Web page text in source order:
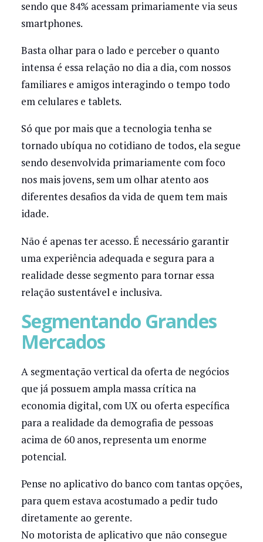
sendo que 84% acessam primariamente via seus
smartphones.
Basta olhar para o lado e perceber o quanto
intensa é essa relação no dia a dia, com nossos
familiares e amigos interagindo o tempo todo
em celulares e tablets.
Só que por mais que a tecnologia tenha se
tornado ubíqua no cotidiano de todos, ela segue
sendo desenvolvida primariamente com foco
nos mais jovens, sem um olhar atento aos
diferentes desafios da vida de quem tem mais
idade.
Não é apenas ter acesso. É necessário garantir
uma experiência adequada e segura para a
realidade desse segmento para tornar essa
relação sustentável e inclusiva.
Segmentando Grandes
Mercados
A segmentação vertical da oferta de negócios
que já possuem ampla massa crítica na
economia digital, com UX ou oferta específica
para a realidade da demografia de pessoas
acima de 60 anos, representa um enorme
potencial.
Pense no aplicativo do banco com tantas opções,
para quem estava acostumado a pedir tudo
diretamente ao gerente.
No motorista de aplicativo que não consegue